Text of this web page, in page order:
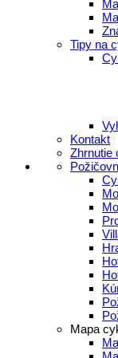
Tipy na
Kontakt
Zhrnutie
Mapa